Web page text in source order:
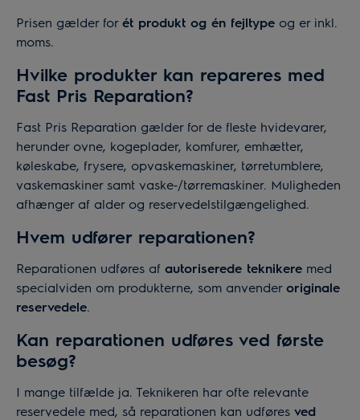
Prisen gælder forét produkt og én fejltype og er inkl.
moms.
Hvilke produkter kan repareres med
Fast Pris Reparation?
Fast Pris Reparation gælder for de fleste hvidevarer,
herunder ovne, kogeplader, komfurer, emhætter,
køleskabe, frysere, opvaskemaskiner, tørretumblere,
vaskemaskiner samt vaske‑/tørremaskiner. Muligheden
afhænger af alder og reservedelstilgængelighed.
Hvem udfører reparationen?
Reparationen udføres af autoriserede teknikere med
specialviden om produkterne, som anvenderoriginale
reservedele.
Kan reparationen udføres ved første
besøg?
I mange tilfælde ja. Teknikeren har ofte relevante
reservedele med, så reparationen kan udføres ved